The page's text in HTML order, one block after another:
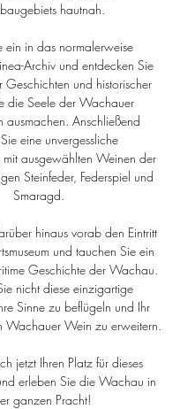
hautnah.
ein in das normalerweise
Archiv und entdecken Sie
und historischer
die Seele der Wachauer
ausmachen. Anschließend
eine unvergessliche
ausgewählten Weinen der
Steinfeder, Federspiel und
Smaragd.
hinaus vorab den Eintritt
und tauchen Sie ein
Geschichte der Wachau.
nicht diese einzigartige
Sinne zu beflügeln und Ihr
Wachauer Wein zu erweitern.
jetzt Ihren Platz für dieses
erleben Sie die Wachau in
ganzen Pracht!